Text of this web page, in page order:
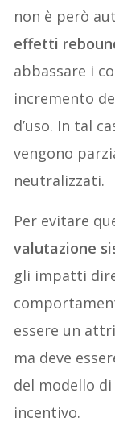
non è però
effetti
abbassare i
incremento
d’uso. In tal
vengono
neutralizzati.
Per evitare
valutazione
gli impatti
essere un
ma deve
del modello
incentivo.